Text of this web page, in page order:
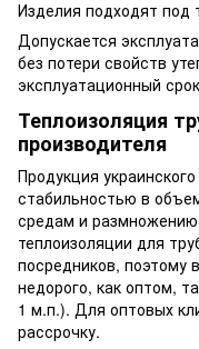
Изделия подходят под
Допускается
без потери свойств
эксплуатационный
Теплоизоляция
производителя
Продукция
стабильностью в
средам и
теплоизоляции для
посредников, поэтому
недорого, как оптом,
1 м.п.). Для оптовых
рассрочку.